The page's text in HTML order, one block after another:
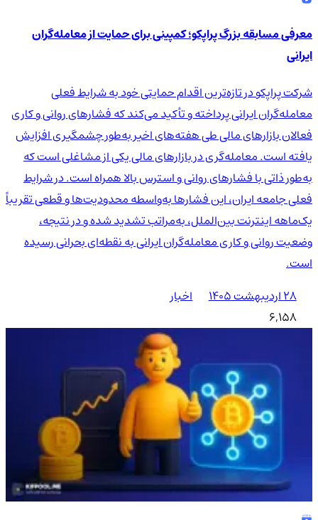
معرفی مسابقه بزرگ پراپکو؛ کمپینی برای حمایت از معامله‌گران
ایرانی
شرکت پراپکو در تازه‌ترین اقدام حمایتی خود به شرایط فعلی
معامله‌گران ایرانی پرداخته و تأکید می‌کند که فشارهای روانی و کاری
فعالان بازارهای مالی طی هفته‌های اخیر به‌طور چشمگیری افزایش
یافته است. معامله‌گری در بازارهای مالی یکی از مشاغلی است که
به‌طور ذاتی با فشارهای روانی و استرس بالا همراه است. در شرایط
فعلی جامعه ایران، این فشارها به‌واسطه محدودیت‌ها و قطعی تقریباً
یک‌ماهه اینترنت بین‌الملل، به‌مراتب تشدید شده و در نتیجه،
وضعیت روانی و کاری معامله‌گران ایرانی به نقطه‌ای بحرانی رسیده
است.
۲۸ اردیبهشت ۱۴۰۵
اخبار
6,158